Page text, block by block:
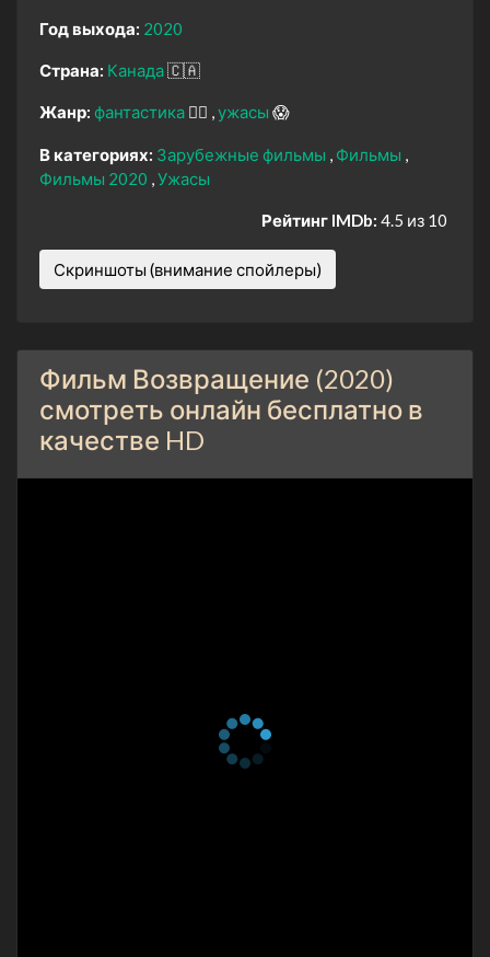
Год выхода: 2020
Страна: Канада🇨🇦
Жанр: фантастика 🧙‍♀️ ужасы 😱
В категориях: Зарубежные фильмы
Фильмы
Фильмы 2020 Ужасы
Рейтинг IMDb: 4.5 из 10
Скриншоты (внимание спойлеры)
Фильм Возвращение (2020)
смотреть онлайн бесплатно в
качестве HD